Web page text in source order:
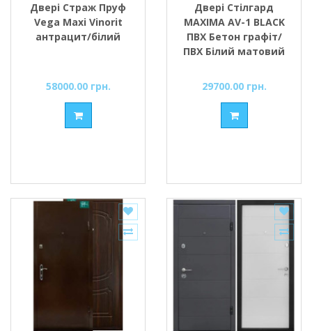
Двері Страж Пруф
Vega Maxi Vinorit
антрацит/білий
58000.00 грн.
Двері Стілгард
MAXIMA AV-1 BLACK
ПВХ Бетон графіт/
ПВХ Білий матовий
29700.00 грн.